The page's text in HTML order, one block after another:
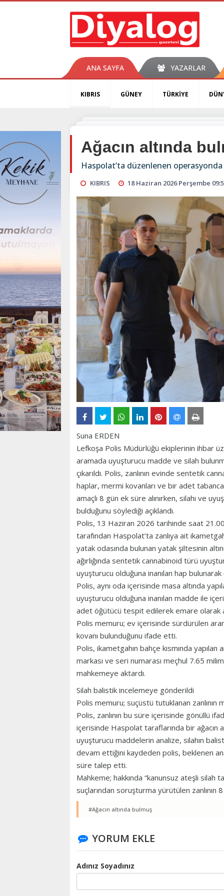
ANA SAYFA YAZARLAR
KIBRIS GÜNEY TÜRKİYE
Ağacın altında
Haspolat’ta düzenlenen
KIBRIS 18 Haziran 2026 Perşembe
Suna ERDEN
Lefkoşa Polis Müdürlüğü ekiplerinin ihbar
aramada uyuşturucu madde ve silah
çıkarıldı. Polis, zanlının evinde sentetik
haplar, mermi kovanları ve bir adet tabanca
amaçlı 8 gün ek süre alınırken, silahı ve
bulduğunu söylediği açıklandı.
Polis, 13 Haziran 2026 tarihinde saat 21.00
tarafından Haspolat’ta zanlıya ait
yatak odasında bulunan yatak şiltesinin
ağırlığında sentetik cannabinoid türü
uyuşturucu olduğuna inanılan hap bulunarak
Polis, aynı oda içerisinde masa altında
uyuşturucu olduğuna inanılan madde ile
adet öğütücü tespit edilerek emare olarak
Polis memuru; ev içerisinde sürdürülen
kovanı bulunduğunu ifade etti.
Polis, ikametgahın bahçe kısmında
markası ve seri numarası meçhul 7.65
mahkemeye aktardı.
Silah balistik incelemeye gönderildi
Polis memuru; suçüstü tutuklanan zanlının
Polis, zanlının bu süre içerisinde gönüllü
içerisinde Haspolat taraflarında bir ağacın
uyuşturucu maddelerin analize, silahın
devam ettiğini kaydeden polis, beklenen
süre talep etti.
Mahkeme; hakkında “kanunsuz ateşli
suçlarından soruşturma yürütülen
#Ağacın altında bulmuş
YORUM EKLE
Adınız Soyadınız